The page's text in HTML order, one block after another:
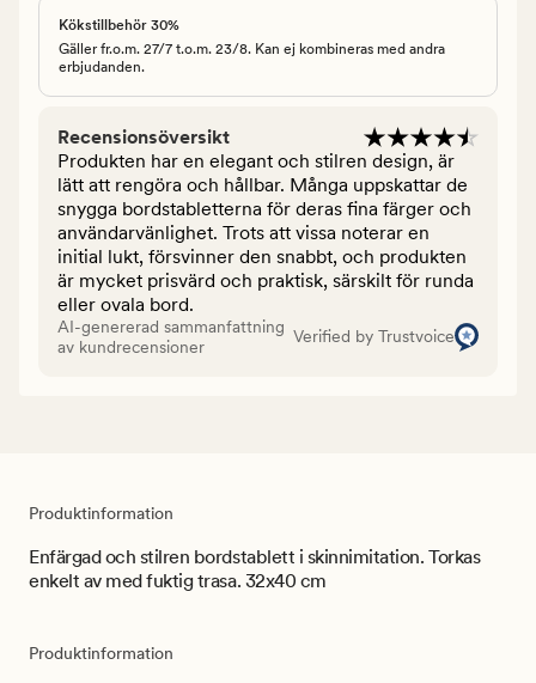
Kökstillbehör 30%
Gäller fr.o.m. 27/7 t.o.m. 23/8. Kan ej kombineras med andra
erbjudanden.
Recensionsöversikt
Produkten har en elegant och stilren design, är
lätt att rengöra och hållbar. Många uppskattar de
snygga bordstabletterna för deras fina färger och
användarvänlighet. Trots att vissa noterar en
initial lukt, försvinner den snabbt, och produkten
är mycket prisvärd och praktisk, särskilt för runda
eller ovala bord.
AI-genererad sammanfattning
av kundrecensioner
Verified by Trustvoice
Produktinformation
Enfärgad och stilren bordstablett i skinnimitation. Torkas
enkelt av med fuktig trasa. 32x40 cm
Produktinformation